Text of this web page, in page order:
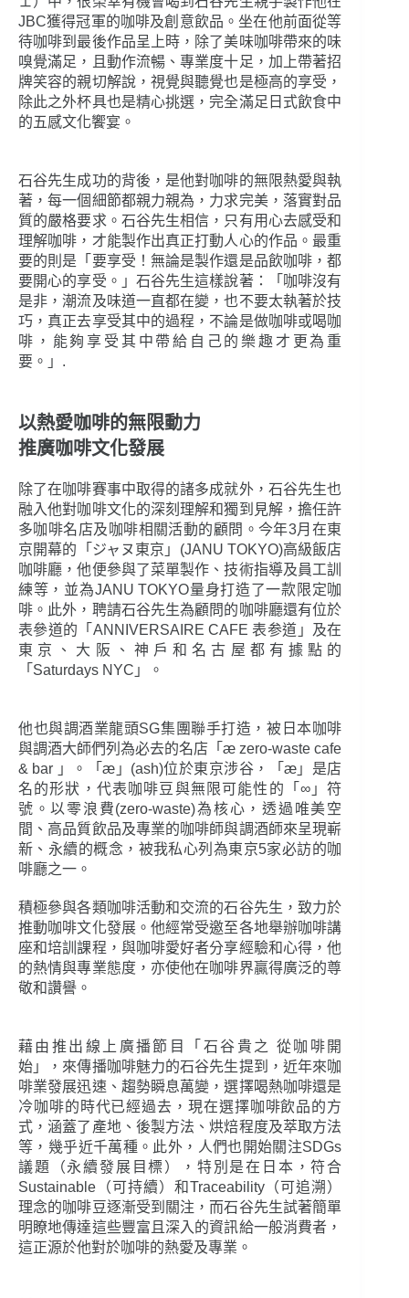
JBC獲得冠軍的咖啡及創意飲品。坐在他前面從等
待咖啡到最後作品呈上時，除了美味咖啡帶來的味
嗅覺滿足，且動作流暢、專業度十足，加上帶著招
牌笑容的親切解說，視覺與聽覺也是極高的享受，
除此之外杯具也是精心挑選，完全滿足日式飲食中
的五感文化饗宴。
石谷先生成功的背後，是他對咖啡的無限熱愛與執
著，每一個細節都親力親為，力求完美，落實對品
質的嚴格要求。石谷先生相信，只有用心去感受和
理解咖啡，才能製作出真正打動人心的作品。最重
要的則是「要享受！無論是製作還是品飲咖啡，都
要開心的享受。」石谷先生這樣說著：「咖啡沒有
是非，潮流及味道一直都在變，也不要太執著於技
巧，真正去享受其中的過程，不論是做咖啡或喝咖
啡，能夠享受其中帶給自己的樂趣才更為重
要。」.
以熱愛咖啡的無限動力
推廣咖啡文化發展
除了在咖啡賽事中取得的諸多成就外，石谷先生也
融入他對咖啡文化的深刻理解和獨到見解，擔任許
多咖啡名店及咖啡相關活動的顧問。今年3月在東
京開幕的「ジャヌ東京」(JANU TOKYO)高級飯店
咖啡廳，他便參與了菜單製作、技術指導及員工訓
練等，並為JANU TOKYO量身打造了一款限定咖
啡。此外，聘請石谷先生為顧問的咖啡廳還有位於
表參道的「ANNIVERSAIRE CAFE 表参道」及在
東京、大阪、神戶和名古屋都有據點的
「Saturdays NYC」。
他也與調酒業龍頭SG集團聯手打造，被日本咖啡
與調酒大師們列為必去的名店「æ zero-waste cafe
& bar 」。「æ」(ash)位於東京涉谷，「æ」是店
名的形狀，代表咖啡豆與無限可能性的「∞」符
號。以零浪費(zero-waste)為核心，透過唯美空
間、高品質飲品及專業的咖啡師與調酒師來呈現嶄
新、永續的概念，被我私心列為東京5家必訪的咖
啡廳之一。
積極參與各類咖啡活動和交流的石谷先生，致力於
推動咖啡文化發展。他經常受邀至各地舉辦咖啡講
座和培訓課程，與咖啡愛好者分享經驗和心得，他
的熱情與專業態度，亦使他在咖啡界贏得廣泛的尊
敬和讚譽。
藉由推出線上廣播節目「石谷貴之 從咖啡開
始」，來傳播咖啡魅力的石谷先生提到，近年來咖
啡業發展迅速、趨勢瞬息萬變，選擇喝熱咖啡還是
冷咖啡的時代已經過去，現在選擇咖啡飲品的方
式，涵蓋了產地、後製方法、烘焙程度及萃取方法
等，幾乎近千萬種。此外，人們也開始關注SDGs
議題（永續發展目標），特別是在日本，符合
Sustainable（可持續）和Traceability（可追溯）
理念的咖啡豆逐漸受到關注，而石谷先生試著簡單
明瞭地傳達這些豐富且深入的資訊給一般消費者，
這正源於他對於咖啡的熱愛及專業。